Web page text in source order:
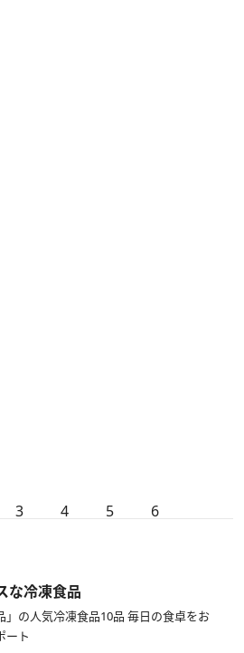
3 4 5 6
な冷凍食品
」の人気冷凍食品10品 毎日の食卓をお
ート